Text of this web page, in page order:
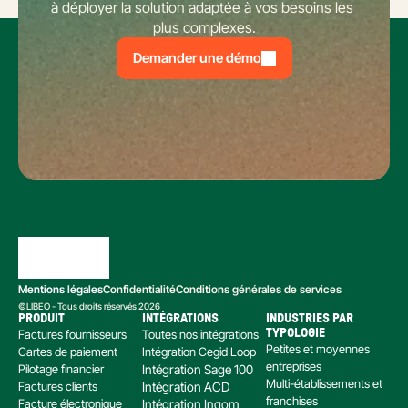
à déployer la solution adaptée à vos besoins les
plus complexes.
Demander une démo
Mentions légalesConfidentialitéConditions générales de services
©LIBEO - Tous droits réservés 2026
PRODUIT
Factures fournisseurs
Cartes de paiement
Pilotage financier
Factures clients
Facture électronique
INTÉGRATIONS
Toutes nos intégrations
Intégration Cegid Loop
Intégration Sage 100
Intégration ACD
Intégration Inqom
INDUSTRIES PAR
TYPOLOGIE
Petites et moyennes
entreprises
Multi-établissements et
franchises